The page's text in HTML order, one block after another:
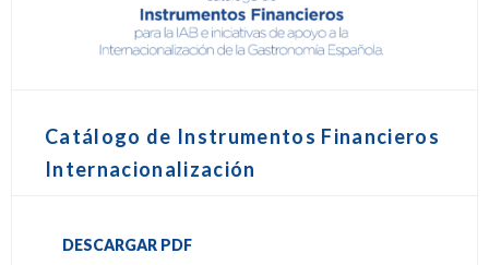
Catálogo de Instrumentos Financieros
Internacionalización
DESCARGAR PDF